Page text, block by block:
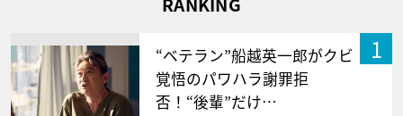
1
“ベテラン”船越英一郎がクビ
覚悟のパワハラ謝罪拒
否！“後輩”だけ…